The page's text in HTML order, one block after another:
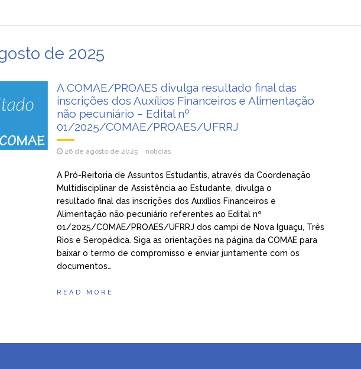
de 2025
A COMAE/PROAES divulga resultado final das
inscrições dos Auxílios Financeiros e Alimentação
não pecuniário – Edital nº
01/2025/COMAE/PROAES/UFRRJ
26 de agosto de 2025 noticias
A Pró-Reitoria de Assuntos Estudantis, através da Coordenação
Multidisciplinar de Assistência ao Estudante, divulga o
resultado final das inscrições dos Auxílios Financeiros e
Alimentação não pecuniário referentes ao Edital nº
01/2025/COMAE/PROAES/UFRRJ dos campi de Nova Iguaçu, Três
Rios e Seropédica. Siga as orientações na página da COMAE para
baixar o termo de compromisso e enviar juntamente com os
documentos…
READ MORE